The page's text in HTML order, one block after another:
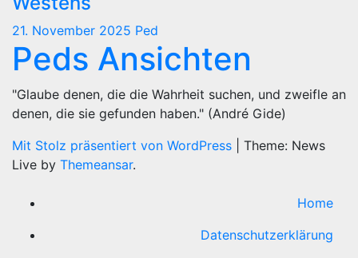
21. November 2025 Ped
Peds Ansichten
"Glaube denen, die die Wahrheit suchen, und zweifle an
denen, die sie gefunden haben." (André Gide)
Mit Stolz präsentiert von WordPress
Theme: News
Live by Themeansar.
Home
Datenschutzerklärung